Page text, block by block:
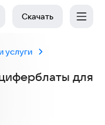
Скачать
услуги
для